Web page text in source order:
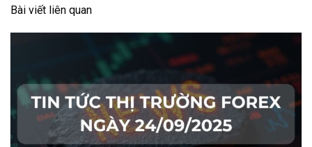
Bài viết liên quan